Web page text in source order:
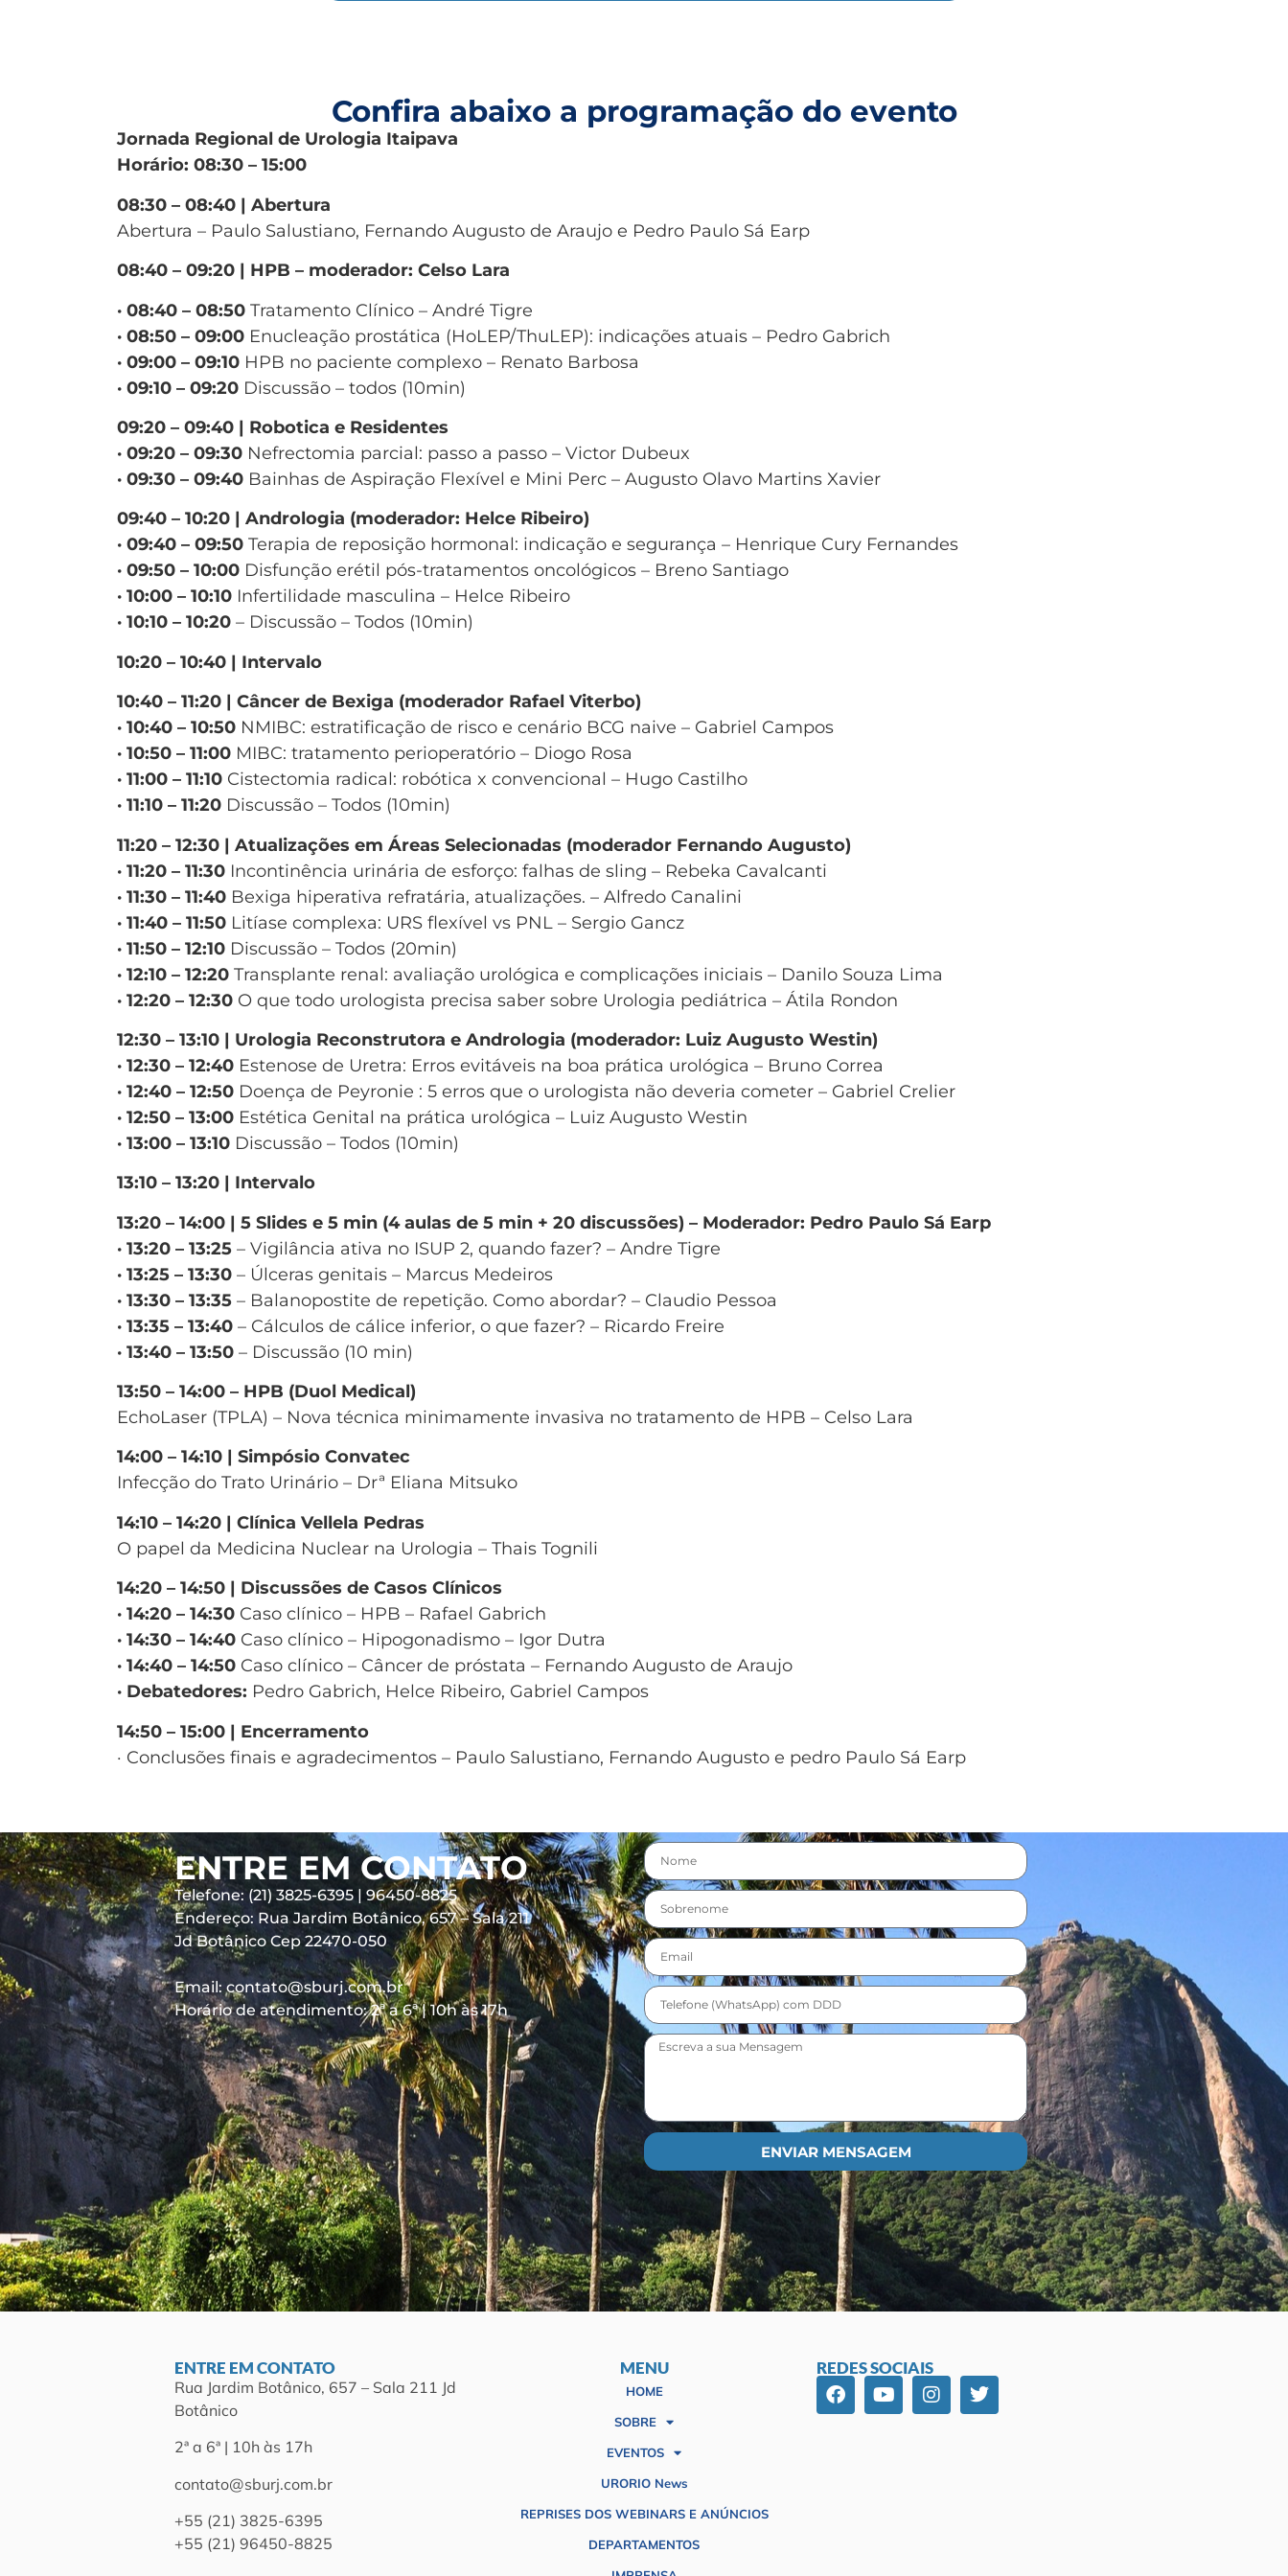
Confira abaixo a programação do evento
Jornada Regional de Urologia Itaipava
Horário: 08:30 – 15:00
08:30 – 08:40 | Abertura
Abertura – Paulo Salustiano, Fernando Augusto de Araujo e Pedro Paulo Sá Earp
08:40 – 09:20 | HPB – moderador: Celso Lara
· 08:40 – 08:50 Tratamento Clínico – André Tigre
· 08:50 – 09:00 Enucleação prostática (HoLEP/ThuLEP): indicações atuais – Pedro Gabrich
· 09:00 – 09:10 HPB no paciente complexo – Renato Barbosa
· 09:10 – 09:20 Discussão – todos (10min)
09:20 – 09:40 | Robotica e Residentes
· 09:20 – 09:30 Nefrectomia parcial: passo a passo – Victor Dubeux
· 09:30 – 09:40 Bainhas de Aspiração Flexível e Mini Perc – Augusto Olavo Martins Xavier
09:40 – 10:20 | Andrologia (moderador: Helce Ribeiro)
· 09:40 – 09:50 Terapia de reposição hormonal: indicação e segurança – Henrique Cury Fernandes
· 09:50 – 10:00 Disfunção erétil pós-tratamentos oncológicos – Breno Santiago
· 10:00 – 10:10 Infertilidade masculina – Helce Ribeiro
· 10:10 – 10:20 – Discussão – Todos (10min)
10:20 – 10:40 | Intervalo
10:40 – 11:20 | Câncer de Bexiga (moderador Rafael Viterbo)
· 10:40 – 10:50 NMIBC: estratificação de risco e cenário BCG naive – Gabriel Campos
· 10:50 – 11:00 MIBC: tratamento perioperatório – Diogo Rosa
· 11:00 – 11:10 Cistectomia radical: robótica x convencional – Hugo Castilho
· 11:10 – 11:20 Discussão – Todos (10min)
11:20 – 12:30 | Atualizações em Áreas Selecionadas (moderador Fernando Augusto)
· 11:20 – 11:30 Incontinência urinária de esforço: falhas de sling – Rebeka Cavalcanti
· 11:30 – 11:40 Bexiga hiperativa refratária, atualizações. – Alfredo Canalini
· 11:40 – 11:50 Litíase complexa: URS flexível vs PNL – Sergio Gancz
· 11:50 – 12:10 Discussão – Todos (20min)
· 12:10 – 12:20 Transplante renal: avaliação urológica e complicações iniciais – Danilo Souza Lima
· 12:20 – 12:30 O que todo urologista precisa saber sobre Urologia pediátrica – Átila Rondon
12:30 – 13:10 | Urologia Reconstrutora e Andrologia (moderador: Luiz Augusto Westin)
· 12:30 – 12:40 Estenose de Uretra: Erros evitáveis na boa prática urológica – Bruno Correa
· 12:40 – 12:50 Doença de Peyronie : 5 erros que o urologista não deveria cometer – Gabriel Crelier
· 12:50 – 13:00 Estética Genital na prática urológica – Luiz Augusto Westin
· 13:00 – 13:10 Discussão – Todos (10min)
13:10 – 13:20 | Intervalo
13:20 – 14:00 | 5 Slides e 5 min (4 aulas de 5 min + 20 discussões) – Moderador: Pedro Paulo Sá Earp
· 13:20 – 13:25 – Vigilância ativa no ISUP 2, quando fazer? – Andre Tigre
· 13:25 – 13:30 – Úlceras genitais – Marcus Medeiros
· 13:30 – 13:35 – Balanopostite de repetição. Como abordar? – Claudio Pessoa
· 13:35 – 13:40 – Cálculos de cálice inferior, o que fazer? – Ricardo Freire
· 13:40 – 13:50 – Discussão (10 min)
13:50 – 14:00 – HPB (Duol Medical)
EchoLaser (TPLA) – Nova técnica minimamente invasiva no tratamento de HPB – Celso Lara
14:00 – 14:10 | Simpósio Convatec
Infecção do Trato Urinário – Drª Eliana Mitsuko
14:10 – 14:20 | Clínica Vellela Pedras
O papel da Medicina Nuclear na Urologia – Thais Tognili
14:20 – 14:50 | Discussões de Casos Clínicos
· 14:20 – 14:30 Caso clínico – HPB – Rafael Gabrich
· 14:30 – 14:40 Caso clínico – Hipogonadismo – Igor Dutra
· 14:40 – 14:50 Caso clínico – Câncer de próstata – Fernando Augusto de Araujo
· Debatedores: Pedro Gabrich, Helce Ribeiro, Gabriel Campos
14:50 – 15:00 | Encerramento
· Conclusões finais e agradecimentos – Paulo Salustiano, Fernando Augusto e pedro Paulo Sá Earp
ENTRE EM CONTATO
Telefone: (21) 3825-6395 | 96450-8825
Endereço: Rua Jardim Botânico, 657 – Sala 211
Jd Botânico Cep 22470-050
Email: contato@sburj.com.br
Horário de atendimento: 2ª a 6ª | 10h às 17h
ENVIAR MENSAGEM
ENTRE EM CONTATO
Rua Jardim Botânico, 657 – Sala 211 Jd
Botânico
2ª a 6ª | 10h às 17h
contato@sburj.com.br
+55 (21) 3825-6395
+55 (21) 96450-8825
MENU
HOME
SOBRE
EVENTOS
URORIO News
REPRISES DOS WEBINARS E ANÚNCIOS
DEPARTAMENTOS
REDES SOCIAIS